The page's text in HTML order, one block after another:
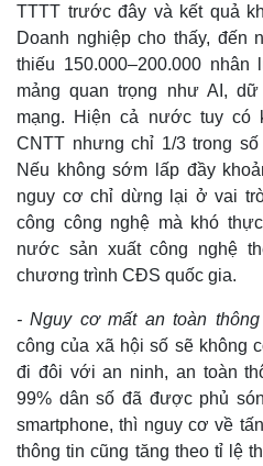
TTTT trước đây và kết quả
Doanh nghiệp cho thấy, đến
thiếu 150.000–200.000
mảng quan trọng như AI,
mạng. Hiện cả nước tuy có
CNTT nhưng chỉ 1/3 trong
Nếu không sớm lấp đầy
nguy cơ chỉ dừng lại ở vai
công công nghệ mà khó
nước sản xuất công nghệ
chương trình CĐS quốc gia.
- Nguy cơ mất an toàn
công của xã hội số sẽ không
đi đôi với an ninh, an toàn
99% dân số đã được phủ
smartphone, thì nguy cơ về
thông tin cũng tăng theo tỉ lệ